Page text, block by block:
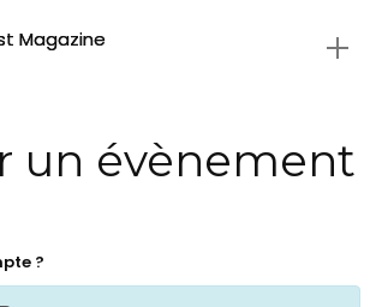
un évènement
?